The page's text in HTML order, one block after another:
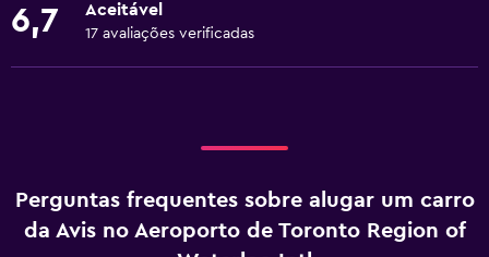
6,7 Aceitável
17 avaliações verificadas
Perguntas frequentes sobre alugar um carro
da Avis no Aeroporto de Toronto Region of